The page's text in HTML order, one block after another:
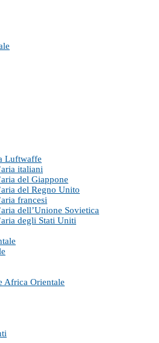
Luftwaffe
italiani
del Giappone
del Regno Unito
francesi
dell’Unione Sovietica
degli Stati Uniti
Africa Orientale